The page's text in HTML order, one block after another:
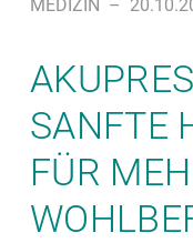
MEDIZIN –
SANFTE
FÜR